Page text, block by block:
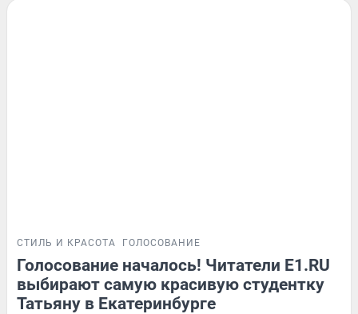
СТИЛЬ И КРАСОТА ГОЛОСОВАНИЕ
Голосование началось! Читатели E1.RU
выбирают самую красивую студентку
Татьяну в Екатеринбурге